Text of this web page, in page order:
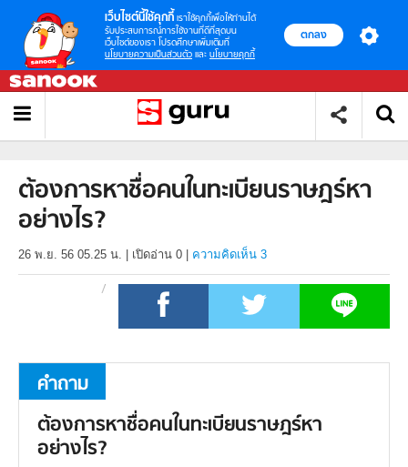
เว็บไซต์นี้ใช้คุกกี้ เราใช้คุกกี้เพื่อให้ท่านได้
รับประสบการณ์การใช้งานที่ดีที่สุดบน
เว็บไซต์ของเรา โปรดศึกษาเพิ่มเติมที่
นโยบายความเป็นส่วนตัว และ นโยบายคุกกี้
ตกลง
ต้องการหาชื่อคนในทะเบียนราษฎร์หา
อย่างไร?
26 พ.ย. 56 05.25 น. เปิดอ่าน 0 ความคิดเห็น 3
คำถาม
ต้องการหาชื่อคนในทะเบียนราษฎร์หา
อย่างไร?